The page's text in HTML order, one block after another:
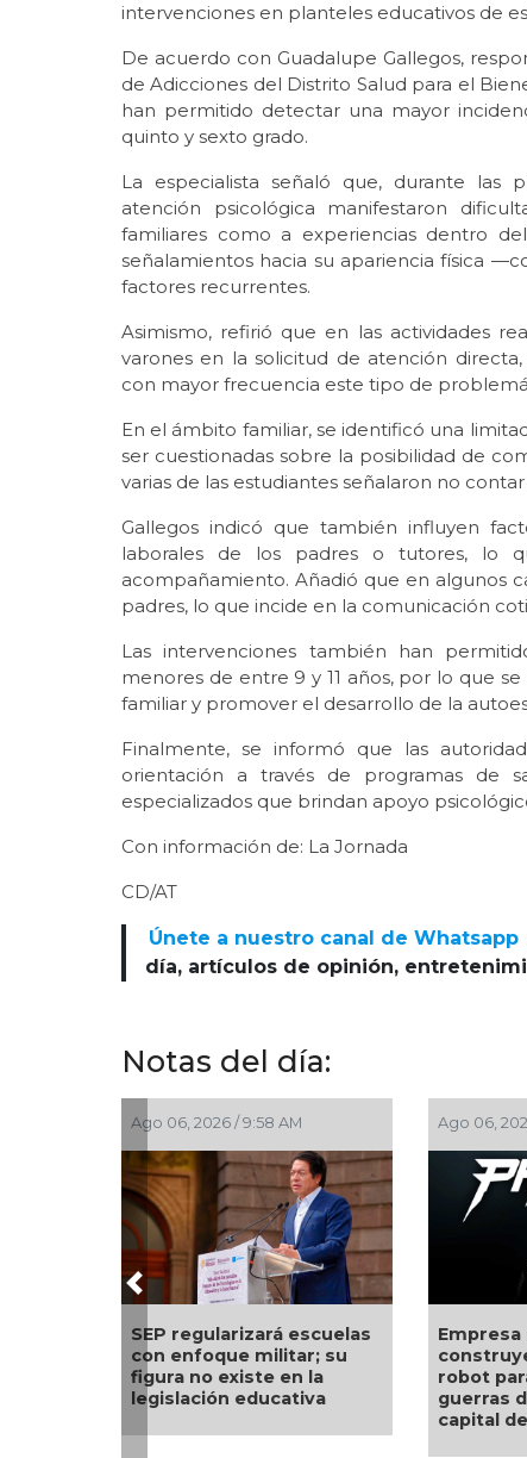
intervenciones en planteles educativos de
De acuerdo con Guadalupe Gallegos,
de Adicciones del Distrito Salud para el
han permitido detectar una mayor
quinto y sexto grado.
La especialista señaló que, durante las
atención psicológica manifestaron
familiares como a experiencias dentro
señalamientos hacia su apariencia física
factores recurrentes.
Asimismo, refirió que en las actividades
varones en la solicitud de atención
con mayor frecuencia este tipo de
En el ámbito familiar, se identificó una
ser cuestionadas sobre la posibilidad de
varias de las estudiantes señalaron no
Gallegos indicó que también influyen
laborales de los padres o tutores, lo
acompañamiento. Añadió que en algunos
padres, lo que incide en la comunicación
Las intervenciones también han
menores de entre 9 y 11 años, por lo que
familiar y promover el desarrollo de la
Finalmente, se informó que las
orientación a través de programas de
especializados que brindan apoyo
Con información de: La Jornada
CD/AT
Únete a nuestro canal de Whatsapp
día, artículos de opinión,
Notas del día:
Ago 06, 2026 / 9:58 AM
SEP regularizará escuelas
con enfoque militar; su
figura no existe en la
legislación educativa
Ago 06, 2026 / 9:43 AM
Empresa de EU está
construyendo
robot para librar las
guerras del mañana
capital de Eric Trump
Previous